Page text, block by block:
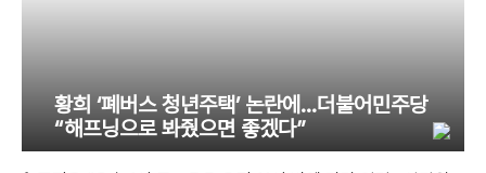
황희 ‘폐버스 청년주택’ 논란에…더불어민주당
“해프닝으로 봐줬으면 좋겠다”